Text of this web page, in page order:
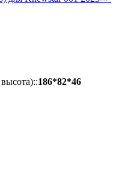
186*82*46